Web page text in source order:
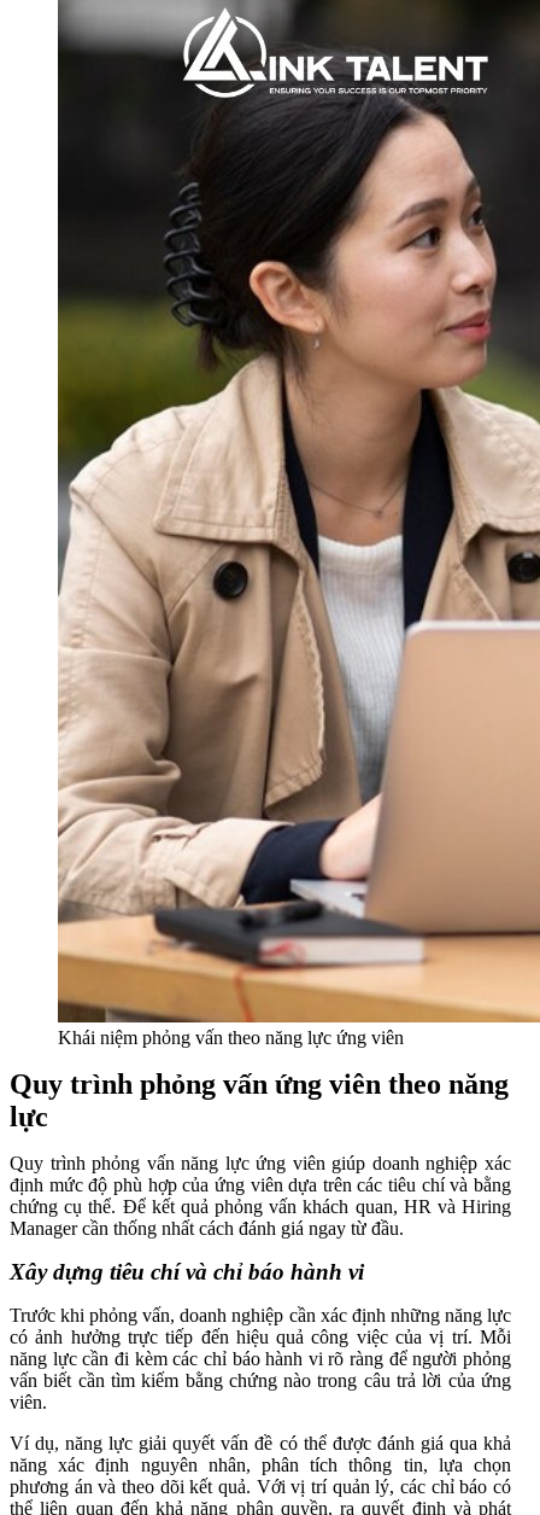
Khái niệm phỏng vấn theo năng lực ứng viên
Quy trình phỏng vấn ứng viên theo năng
lực
Quy trình phỏng vấn năng lực ứng viên giúp doanh nghiệp xác
định mức độ phù hợp của ứng viên dựa trên các tiêu chí và bằng
chứng cụ thể. Để kết quả phỏng vấn khách quan, HR và Hiring
Manager cần thống nhất cách đánh giá ngay từ đầu.
Xây dựng tiêu chí và chỉ báo hành vi
Trước khi phỏng vấn, doanh nghiệp cần xác định những năng lực
có ảnh hưởng trực tiếp đến hiệu quả công việc của vị trí. Mỗi
năng lực cần đi kèm các chỉ báo hành vi rõ ràng để người phỏng
vấn biết cần tìm kiếm bằng chứng nào trong câu trả lời của ứng
viên.
Ví dụ, năng lực giải quyết vấn đề có thể được đánh giá qua khả
năng xác định nguyên nhân, phân tích thông tin, lựa chọn
phương án và theo dõi kết quả. Với vị trí quản lý, các chỉ báo có
thể liên quan đến khả năng phân quyền, ra quyết định và phát